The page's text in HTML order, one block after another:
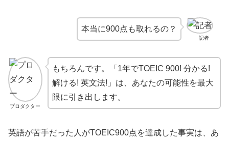
記者
本当に900点も取れるの？
プロダクター
もちろんです。「1年でTOEIC 900! 分かる!
解ける! 英文法!」は、あなたの可能性を最大
限に引き出します。
英語が苦手だった人がTOEIC900点を達成した事実は、あ